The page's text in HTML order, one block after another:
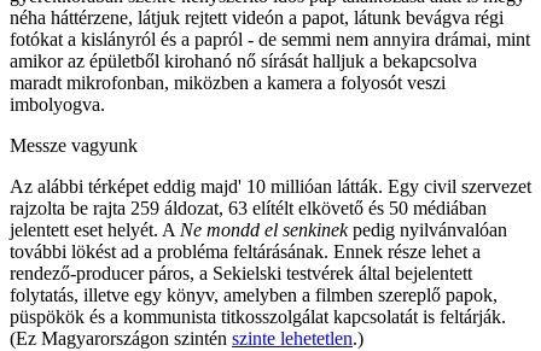
néha háttérzene, látjuk rejtett videón a papot, látunk bevágva régi
fotókat a kislányról és a papról - de semmi nem annyira drámai, mint
amikor az épületből kirohanó nő sírását halljuk a bekapcsolva
maradt mikrofonban, miközben a kamera a folyosót veszi
imbolyogva.
Messze vagyunk
Az alábbi térképet eddig majd' 10 millióan látták. Egy civil szervezet
rajzolta be rajta 259 áldozat, 63 elítélt elkövető és 50 médiában
jelentett eset helyét. ANe mondd el senkinekpedig nyilvánvalóan
további lökést ad a probléma feltárásának. Ennek része lehet a
rendező-producer páros, a Sekielski testvérek által bejelentett
folytatás, illetve egy könyv, amelyben a filmben szereplő papok,
püspökök és a kommunista titkosszolgálat kapcsolatát is feltárják.
(Ez Magyarországon szintén szinte lehetetlen.)